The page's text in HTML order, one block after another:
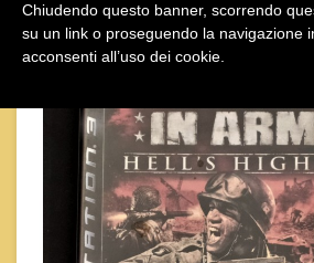
Chiudendo questo banner, scorrendo
su un link o proseguendo la navigazione
acconsenti all’uso dei cookie.